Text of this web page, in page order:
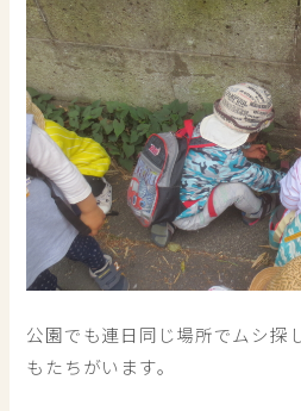
公園でも連日同じ場所でムシ探
もたちがいます。